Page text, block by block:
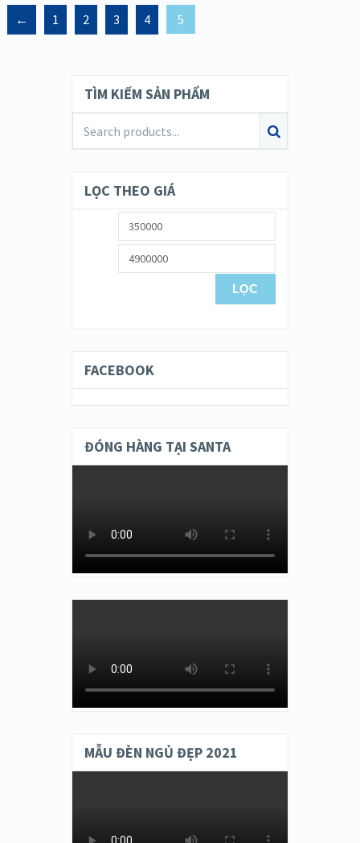
← 1 2 3 4 5
TÌM KIẾM SẢN PHẨM
LỌC THEO GIÁ
LỌC
FACEBOOK
ĐÓNG HÀNG TẠI SANTA
MẪU ĐÈN NGỦ ĐẸP 2021